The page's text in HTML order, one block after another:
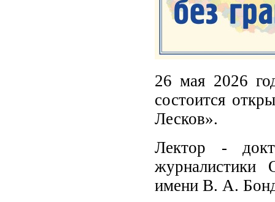
26 мая 2026
состоится
Лесков».
Лектор -
журналистики
имени В. А.